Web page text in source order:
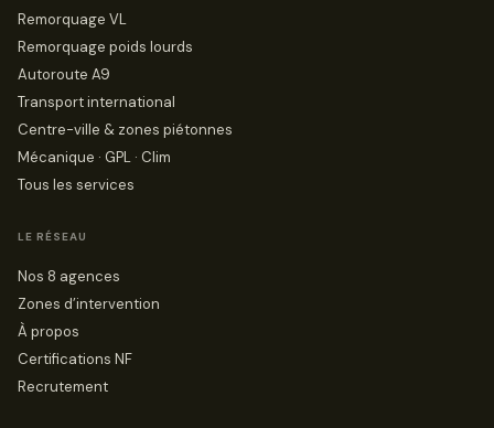
Remorquage VL
Remorquage poids lourds
Autoroute A9
Transport international
Centre-ville & zones piétonnes
Mécanique · GPL · Clim
Tous les services
LE RÉSEAU
Nos 8 agences
Zones d’intervention
À propos
Certifications NF
Recrutement